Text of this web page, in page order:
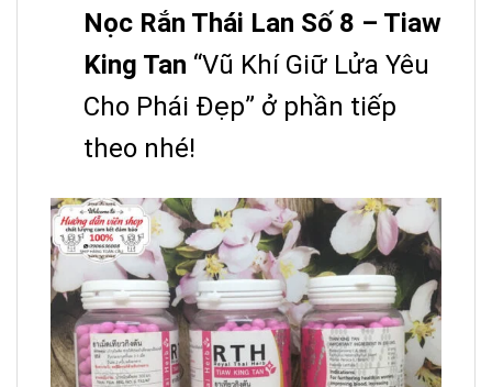
Nọc Rắn Thái Lan Số 8 – Tiaw
King Tan “Vũ Khí Giữ Lửa Yêu
Cho Phái Đẹp” ở phần tiếp
theo nhé!